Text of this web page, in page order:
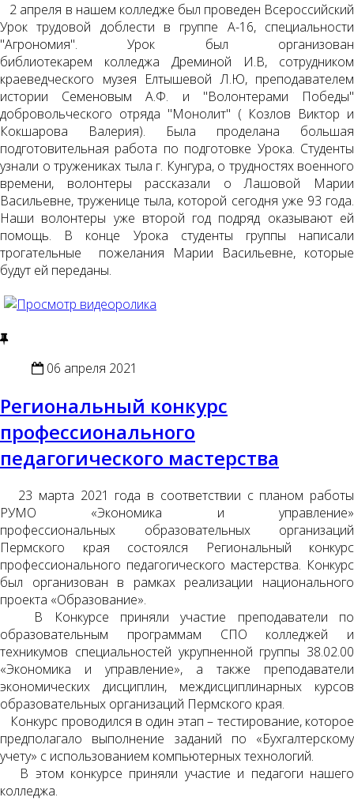
2 апреля в нашем колледже был проведен Всероссийский
Урок трудовой доблести в группе А-16, специальности
"Агрономия". Урок был организован
библиотекарем колледжа Дреминой И.В, сотрудником
краеведческого музея Елтышевой Л.Ю, преподавателем
истории Семеновым А.Ф. и "Волонтерами Победы"
добровольческого отряда "Монолит" ( Козлов Виктор и
Кокшарова Валерия). Была проделана большая
подготовительная работа по подготовке Урока. Студенты
узнали о тружениках тыла г. Кунгура, о трудностях военного
времени, волонтеры рассказали о Лашовой Марии
Васильевне, труженице тыла, которой сегодня уже 93 года.
Наши волонтеры уже второй год подряд оказывают ей
помощь. В конце Урока студенты группы написали
трогательные пожелания Марии Васильевне, которые
будут ей переданы.
06 апреля 2021
Региональный конкурс
профессионального
педагогического мастерства
23 марта 2021 года в соответствии с планом работы
РУМО «Экономика и управление»
профессиональных образовательных организаций
Пермского края состоялся Региональный конкурс
профессионального педагогического мастерства. Конкурс
был организован в рамках реализации национального
проекта «Образование».
В Конкурсе приняли участие преподаватели по
образовательным программам СПО колледжей и
техникумов специальностей укрупненной группы 38.02.00
«Экономика и управление», а также преподаватели
экономических дисциплин, междисциплинарных курсов
образовательных организаций Пермского края.
Конкурс проводился в один этап – тестирование, которое
предполагало выполнение заданий по «Бухгалтерскому
учету» с использованием компьютерных технологий.
В этом конкурсе приняли участие и педагоги нашего
колледжа.